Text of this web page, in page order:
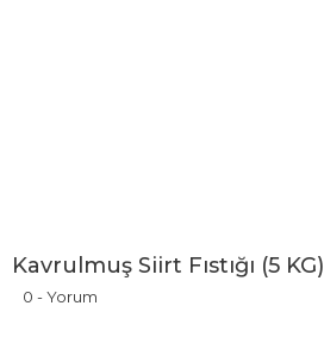
Kavrulmuş Siirt Fıstığı (5 KG)
0 - Yorum